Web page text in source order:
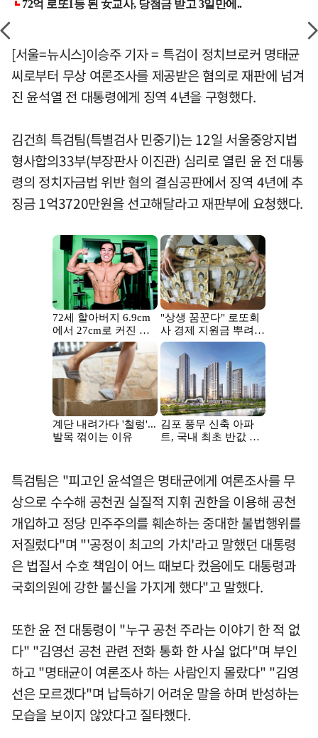
[서울=뉴시스]이승주 기자 = 특검이 정치브로커 명태균
씨로부터 무상 여론조사를 제공받은 혐의로 재판에 넘겨
진 윤석열 전 대통령에게 징역 4년을 구형했다.
김건희 특검팀(특별검사 민중기)는 12일 서울중앙지법
형사합의33부(부장판사 이진관) 심리로 열린 윤 전 대통
령의 정치자금법 위반 혐의 결심공판에서 징역 4년에 추
징금 1억3720만원을 선고해달라고 재판부에 요청했다.
특검팀은 "피고인 윤석열은 명태균에게 여론조사를 무
상으로 수수해 공천권 실질적 지휘 권한을 이용해 공천
개입하고 정당 민주주의를 훼손하는 중대한 불법행위를
저질렀다"며 "'공정이 최고의 가치'라고 말했던 대통령
은 법질서 수호 책임이 어느 때보다 컸음에도 대통령과
국회의원에 강한 불신을 가지게 했다"고 말했다.
또한 윤 전 대통령이 "누구 공천 주라는 이야기 한 적 없
다" "김영선 공천 관련 전화 통화 한 사실 없다"며 부인
하고 "명태균이 여론조사 하는 사람인지 몰랐다" "김영
선은 모르겠다"며 납득하기 어려운 말을 하며 반성하는
모습을 보이지 않았다고 질타했다.